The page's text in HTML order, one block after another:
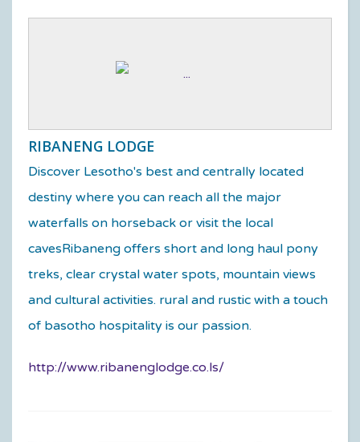
RIBANENG LODGE
Discover Lesotho's best and centrally located
destiny where you can reach all the major
waterfalls on horseback or visit the local
cavesRibaneng offers short and long haul pony
treks, clear crystal water spots, mountain views
and cultural activities. rural and rustic with a touch
of basotho hospitality is our passion.
http://www.ribanenglodge.co.ls/